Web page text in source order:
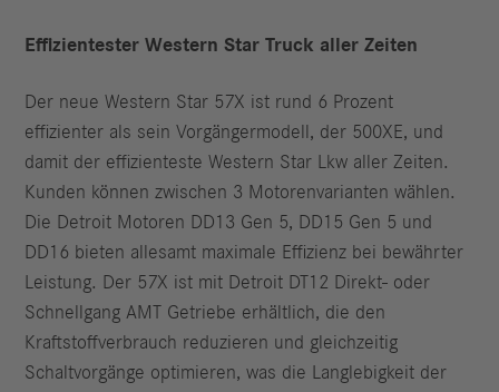
Effizientester Western Star Truck aller Zeiten
Der neue Western Star 57X ist rund 6 Prozent
effizienter als sein Vorgängermodell, der 500XE, und
damit der effizienteste Western Star Lkw aller Zeiten.
Kunden können zwischen 3 Motorenvarianten wählen.
Die Detroit Motoren DD13 Gen 5, DD15 Gen 5 und
DD16 bieten allesamt maximale Effizienz bei bewährter
Leistung. Der 57X ist mit Detroit DT12 Direkt- oder
Schnellgang AMT Getriebe erhältlich, die den
Kraftstoffverbrauch reduzieren und gleichzeitig
Schaltvorgänge optimieren, was die Langlebigkeit der